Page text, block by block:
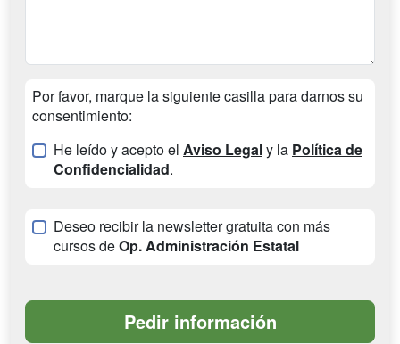
Por favor, marque la siguiente casilla para darnos su
consentimiento:
He leído y acepto el Aviso Legaly la Política de
Confidencialidad.
Deseo recibir la newsletter gratuita con más
cursos deOp. Administración Estatal